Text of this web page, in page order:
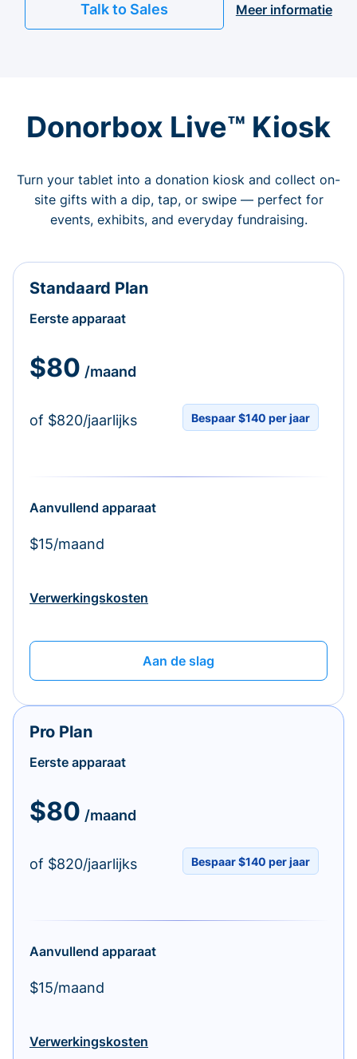
Talk to Sales Meer informatie
Donorbox Live™ Kiosk
Turn your tablet into a donation kiosk and collect on-
site gifts with a dip, tap, or swipe — perfect for
events, exhibits, and everyday fundraising.
Standaard Plan
Eerste apparaat
$80 /maand
of $820/jaarlijks Bespaar $140 per jaar
Aanvullend apparaat
$15/maand
Verwerkingskosten
Aan de slag
Pro Plan
Eerste apparaat
$80 /maand
of $820/jaarlijks Bespaar $140 per jaar
Aanvullend apparaat
$15/maand
Verwerkingskosten